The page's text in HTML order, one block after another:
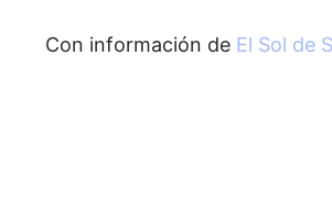
Con información de El Sol de